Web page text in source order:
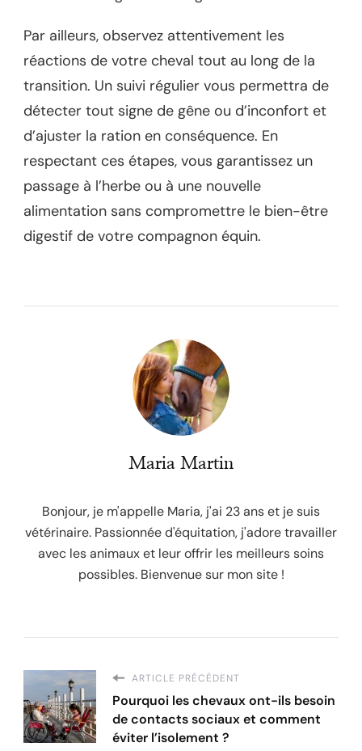
Par ailleurs, observez attentivement les
réactions de votre cheval tout au long de la
transition. Un suivi régulier vous permettra de
détecter tout signe de gêne ou d’inconfort et
d’ajuster la ration en conséquence. En
respectant ces étapes, vous garantissez un
passage à l’herbe ou à une nouvelle
alimentation sans compromettre le bien-être
digestif de votre compagnon équin.
Maria Martin
Bonjour, je m'appelle Maria, j'ai 23 ans et je suis
vétérinaire. Passionnée d'équitation, j'adore travailler
avec les animaux et leur offrir les meilleurs soins
possibles. Bienvenue sur mon site !
ARTICLE PRÉCÉDENT
Pourquoi les chevaux ont-ils besoin
de contacts sociaux et comment
éviter l’isolement ?